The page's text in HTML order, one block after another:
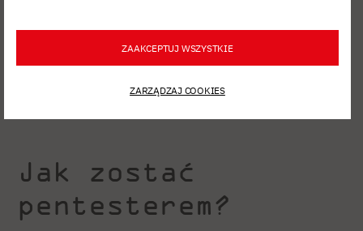
Jak zostać
pentesterem?
ZAAKCEPTUJ WSZYSTKIE
ZARZĄDZAJ COOKIES